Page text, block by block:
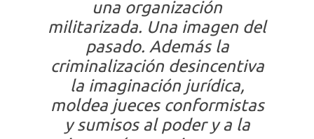
una organización
militarizada. Una imagen del
pasado. Además la
criminalización desincentiva
la imaginación jurídica,
moldea jueces conformistas
y sumisos al poder y a la